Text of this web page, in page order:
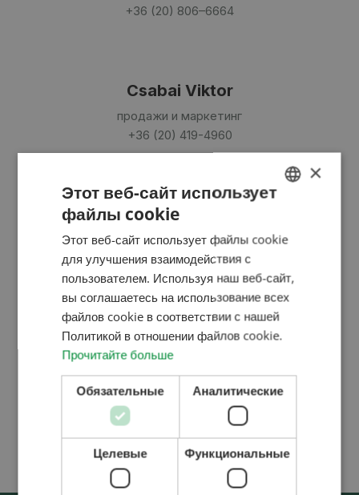
+36 (20) 806–6664
Csabai Viktor
продажи и маркетинг
+36 (20) 419-4960
Rácz Attila
инженер-продавец
||
+385 91 955 4294
+36 (20) 550-2055
Borics Miklós
инженер-продавец
+36 (20) 485-8783
ENGLISH
CROATIAN
RUSSIAN
×
Этот веб-сайт использует
файлы cookie
Этот веб-сайт использует файлы cookie
для улучшения взаимодействия с
пользователем. Используя наш веб-сайт,
вы соглашаетесь на использование всех
файлов cookie в соответствии с нашей
Политикой в ​​отношении файлов cookie.
Прочитайте больше
Обязательные Аналитические
Целевые Функциональные